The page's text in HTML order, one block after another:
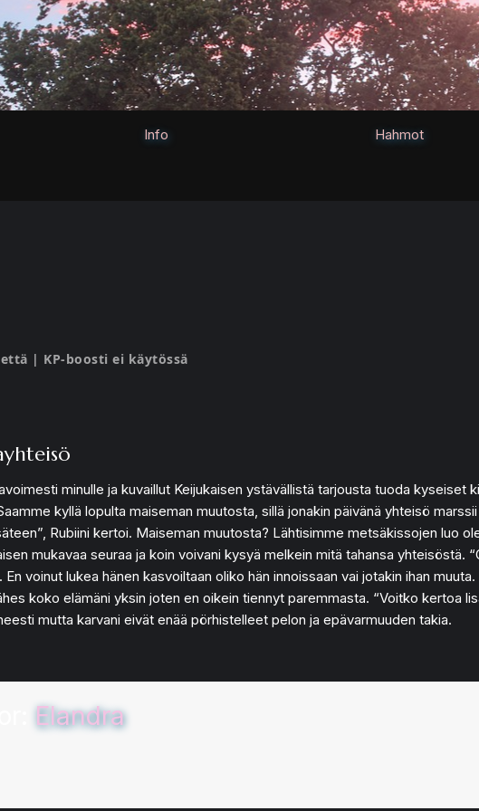
Info Hahmot
| KP-boosti ei käytössä
minulle ja kuvaillut Keijukaisen ystävällistä tarjousta tuoda
kyllä lopulta maiseman muutosta, sillä jonakin päivänä yhteisö
Rubiini kertoi. Maiseman muutosta? Lähtisimme metsäkissojen luo
mukavaa seuraa ja koin voivani kysyä melkein mitä tahansa yhteisöstä.
voinut lukea hänen kasvoiltaan oliko hän innoissaan vai jotakin ihan
koko elämäni yksin joten en oikein tiennyt paremmasta. “Voitko kertoa
mutta karvani eivät enää pörhistelleet pelon ja epävarmuuden takia.
Elandra